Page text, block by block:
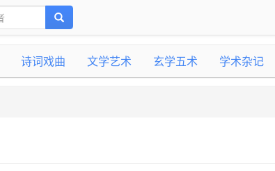
诗词戏曲 文学艺术 玄学五术 学术杂记